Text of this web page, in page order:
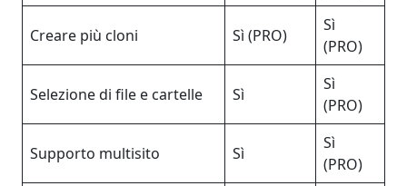
Creare più cloni Sì (PRO)
Sì
(PRO)
Selezione di file e cartelle Sì
Sì
(PRO)
Supporto multisito Sì
Sì
(PRO)